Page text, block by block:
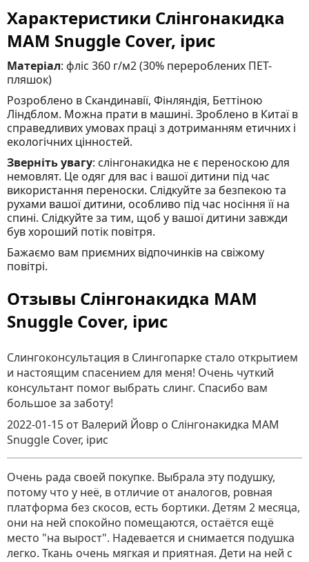
Характеристики Слінгонакидка
MАM Snuggle Cover, ірис
Матеріал: фліс 360 г/м2 (30% перероблених ПЕТ-
пляшок)
Розроблено в Скандинавії, Фінляндія, Беттіною
Ліндблом. Можна прати в машині. Зроблено в Китаї в
справедливих умовах праці з дотриманням етичних і
екологічних цінностей.
Зверніть увагу: слінгонакидка не є переноскою для
немовлят. Це одяг для вас і вашої дитини під час
використання переноски. Слідкуйте за безпекою та
рухами вашої дитини, особливо під час носіння її на
спині. Слідкуйте за тим, щоб у вашої дитини завжди
був хороший потік повітря.
Бажаємо вам приємних відпочинків на свіжому
повітрі.
Отзывы Слінгонакидка MАM
Snuggle Cover, ірис
Слингоконсультация в Слингопарке стало открытием
и настоящим спасением для меня! Очень чуткий
консультант помог выбрать слинг. Спасибо вам
большое за заботу!
2022-01-15 от Валерий Йовр о Слінгонакидка MАM
Snuggle Cover, ірис
Очень рада своей покупке. Выбрала эту подушку,
потому что у неё, в отличие от аналогов, ровная
платформа без скосов, есть бортики. Детям 2 месяца,
они на ней спокойно помещаются, остаётся ещё
место "на вырост". Надевается и снимается подушка
легко. Ткань очень мягкая и приятная. Дети на ней с